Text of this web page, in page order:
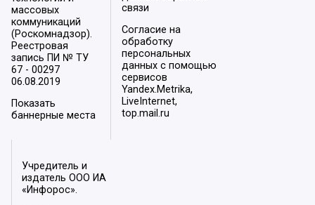
массовых
коммуникаций
(Роскомнадзор).
Реестровая
запись ПИ № ТУ
67 - 00297
06.08.2019
Показать
баннерные места
связи
Согласие на
обработку
персональных
данных с помощью
сервисов
Yandex.Metrika,
LiveInternet,
top.mail.ru
Учредитель и
издатель ООО ИА
«Инфорос».